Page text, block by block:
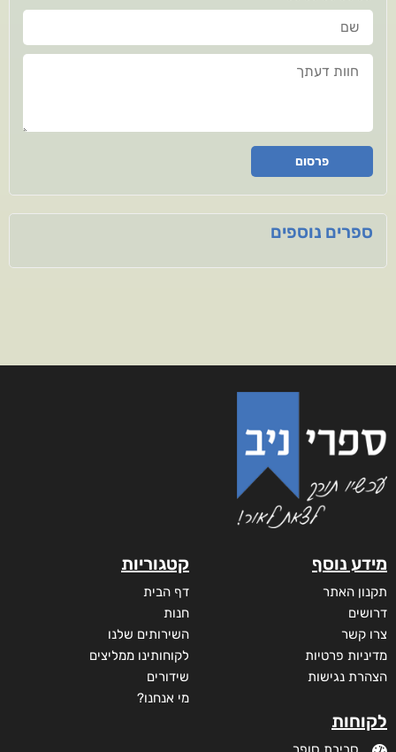
שם
חוות דעתך
פרסום
ספרים נוספים
מידע נוסף
תקנון האתר
דרושים
צרו קשר
מדיניות פרטיות
הצהרת נגישות
לקוחות
קטגוריות
דף הבית
חנות
השירותים שלנו
לקוחותינו ממליצים
שידורים
מי אנחנו?